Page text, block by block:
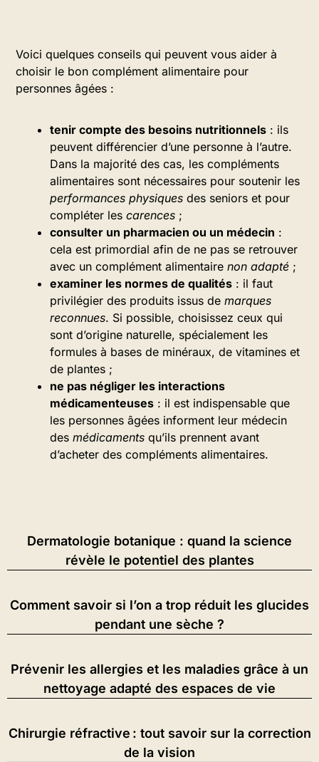
Voici quelques conseils qui peuvent vous aider à
choisir le bon complément alimentaire pour
personnes âgées :
tenir compte des besoins nutritionnels : ils
peuvent différencier d’une personne à l’autre.
Dans la majorité des cas, les compléments
alimentaires sont nécessaires pour soutenir les
performances physiques des seniors et pour
compléter les carences ;
consulter un pharmacien ou un médecin :
cela est primordial afin de ne pas se retrouver
avec un complément alimentaire non adapté ;
examiner les normes de qualités : il faut
privilégier des produits issus de marques
reconnues. Si possible, choisissez ceux qui
sont d’origine naturelle, spécialement les
formules à bases de minéraux, de vitamines et
de plantes ;
ne pas négliger les interactions
médicamenteuses : il est indispensable que
les personnes âgées informent leur médecin
des médicaments qu’ils prennent avant
d’acheter des compléments alimentaires.
Dermatologie botanique : quand la science
révèle le potentiel des plantes
Comment savoir si l’on a trop réduit les glucides
pendant une sèche ?
Prévenir les allergies et les maladies grâce à un
nettoyage adapté des espaces de vie
Chirurgie réfractive : tout savoir sur la correction
de la vision